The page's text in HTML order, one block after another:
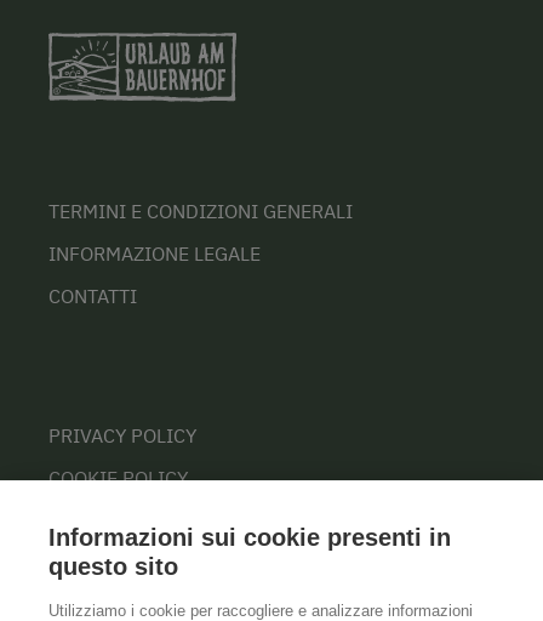
TERMINI E CONDIZIONI GENERALI
INFORMAZIONE LEGALE
CONTATTI
PRIVACY POLICY
COOKIE POLICY
Informazioni sui cookie presenti in
questo sito
Utilizziamo i cookie per raccogliere e analizzare informazioni